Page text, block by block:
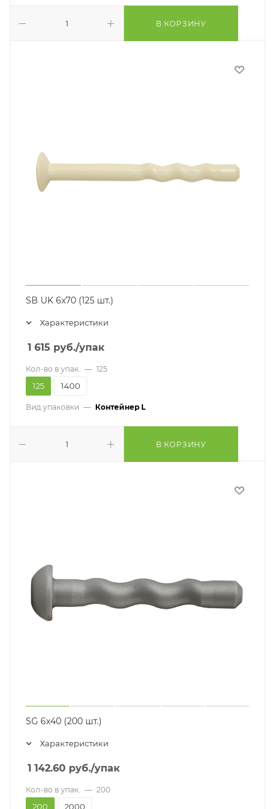
В КОРЗИНУ
SB UK 6x70 (125 шт.)
Характеристики
1 615 руб./упак
Кол-во в упак. — 125
125 1400
Вид упаковки — Контейнер L
В КОРЗИНУ
SG 6x40 (200 шт.)
Характеристики
1 142.60 руб./упак
Кол-во в упак. — 200
200 2000